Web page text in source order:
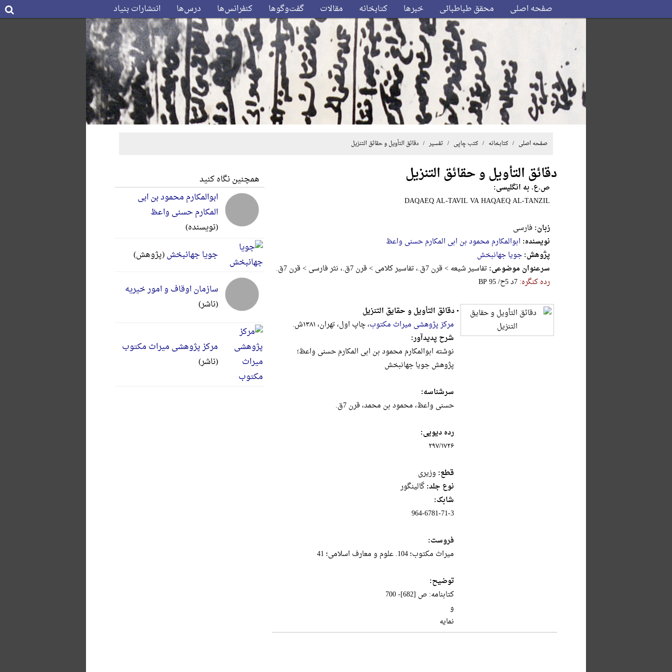
صفحه اصلی محقق طباطبائی خبرها کتابخانه مقالات گفت‌وگوها کنفرانس‌ها درس‌ها انتشارات بنیاد
صفحه اصلی / کتابخانه /کتب چاپی /تفسیر / دقائق التأویل و حقائق التنزیل
دقائق التأویل و حقائق التنزیل
ص.ع. به انگلیسی:
DAQAEQ AL-TAVIL VA HAQAEQ AL-TANZIL
زبان: فارسی
نویسنده: ابوالمکارم محمود بن ابی المکارم حسنی واعظ
پژوهش:جویا جهانبخش
سرعنوان موضوعی:تفاسیر شیعه > قرن 7ق.، تفاسیر کلامی > قرن 7ق.، نثر فارسی > قرن 7ق.
رده کنگره:‎B‎P‎ ‎9‎5‎ ‎/‎ح‎5‎ ‎د‎7
•دقائق التأویل و حقایق التنزیل
مرکز پژوهشی میراث مکتوب، چاپ اول، تهران، ۱۳۸۱ش.
شرح پدیدآور:
نوشته ابوالمکارم محمود بن ابی المکارم حسنی واعظ؛
پژوهش جویا جهانبخش
سرشناسه:
حسنی واعظ، محمود بن محمد، قرن 7ق.
رده دیویی:
۲۹۷/۱۷۲۶
قطع: وزيرى
نوع جلد:گالینگور
شابک:
964-6781-71-3
فروست:
میراث مکتوب؛ 104. علوم و معارف اسلامی؛ 41
توضیح:
کتابنامه: ص [682]- 700
و
نمایه
همچنین نگاه کنید
ابوالمکارم محمود بن ابی
المکارم حسنی واعظ
(نویسنده)
جویا جهانبخش(پژوهش)
سازمان اوقاف و امور خیریه
(ناشر)
مرکز پژوهشی میراث مکتوب
(ناشر)